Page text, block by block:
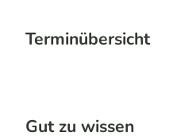
Terminübersicht
Gut zu wissen